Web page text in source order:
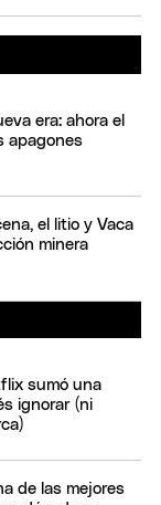
era: ahora el
apagones
el litio y Vaca
minera
sumó una
ignorar (ni
de las mejores